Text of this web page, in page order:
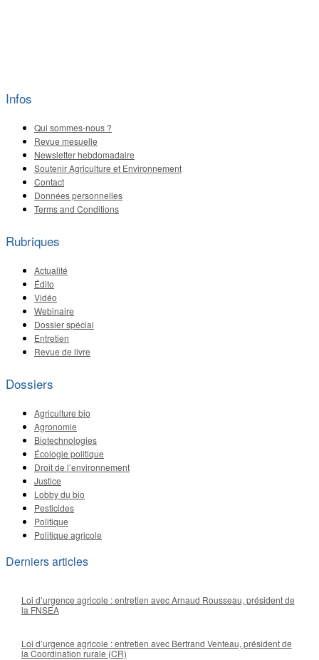
Infos
Qui sommes-nous ?
Revue mesuelle
Newsletter hebdomadaire
Soutenir Agriculture et Environnement
Contact
Données personnelles
Terms and Conditions
Rubriques
Actualité
Édito
Vidéo
Webinaire
Dossier spécial
Entretien
Revue de livre
Dossiers
Agriculture bio
Agronomie
Biotechnologies
Écologie politique
Droit de l’environnement
Justice
Lobby du bio
Pesticides
Politique
Politique agricole
Derniers articles
Loi d’urgence agricole : entretien avec Arnaud Rousseau, président de
la FNSEA
Loi d’urgence agricole : entretien avec Bertrand Venteau, président de
la Coordination rurale (CR)